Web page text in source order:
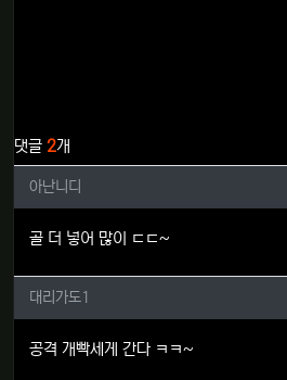
댓글 2개
아난니디님의 댓글
아난니디
골 더 넣어 많이 ㄷㄷ~
대리가도1님의 댓글
대리가도1
공격 개빡세게 간다 ㅋㅋ~